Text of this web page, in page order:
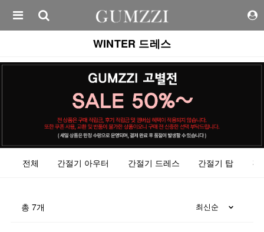
WINTER 드레스
전체 간절기 아우터 간절기 드레스 간절기 탑 간
총 7개